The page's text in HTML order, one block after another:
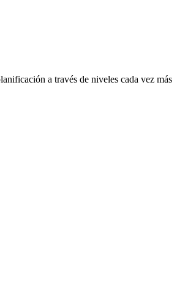
a través de niveles cada vez más